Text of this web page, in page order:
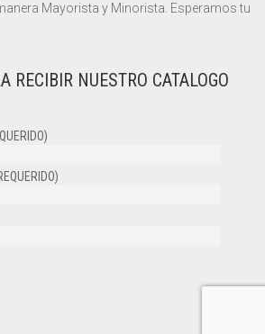
Mayorista y Minorista. Esperamos tu
RECIBIR NUESTRO CATALOGO